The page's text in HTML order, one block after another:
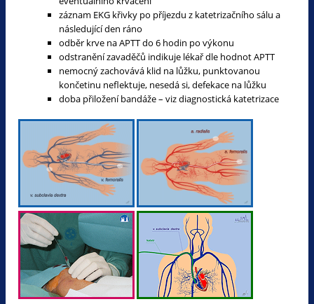
záznam EKG křivky po příjezdu z katetrizačního sálu a
následující den ráno
odběr krve na APTT do 6 hodin po výkonu
odstranění zavaděčů indikuje lékař dle hodnot APTT
nemocný zachovává klid na lůžku, punktovanou
končetinu neflektuje, nesedá si, defekace na lůžku
doba přiložení bandáže – viz diagnostická katetrizace